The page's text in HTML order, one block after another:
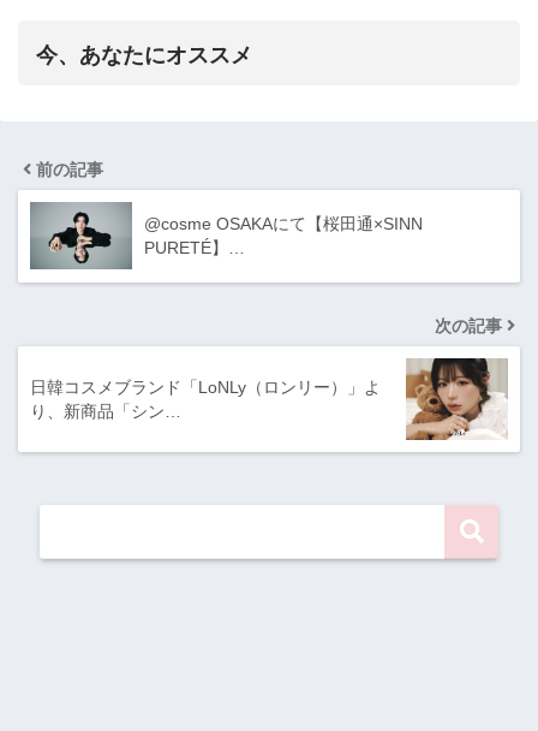
今、あなたにオススメ
前の記事
@cosme OSAKAにて【桜田通×SINN
PURETÉ】…
次の記事
日韓コスメブランド「LoNLy（ロンリー）」よ
り、新商品「シン…